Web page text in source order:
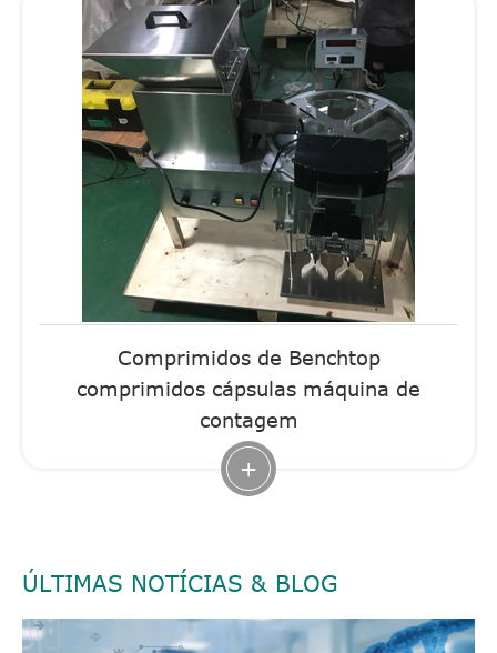
Comprimidos de Benchtop
comprimidos cápsulas máquina de
contagem
+
ÚLTIMAS NOTÍCIAS & BLOG